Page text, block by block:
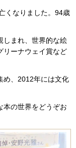
くなりました。94歳
しまれ、世界的な絵
リーナウェイ賞など
め、2012年には文化
本の世界をどうぞお